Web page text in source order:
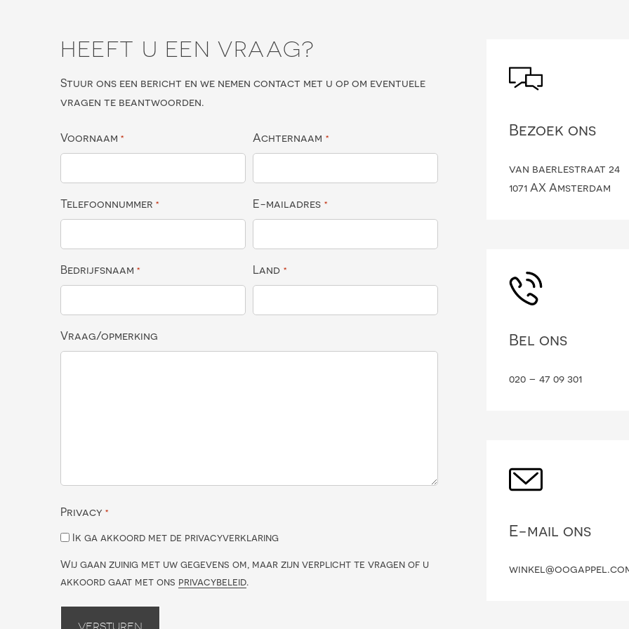
HEEFT U EEN VRAAG?
Stuur ons een bericht en we nemen contact met u op om eventuele
vragen te beantwoorden.
Voornaam * Achternaam *
Telefoonnummer * E-mailadres *
Bedrijfsnaam * Land *
Vraag/opmerking
Privacy *
Ik ga akkoord met de privacyverklaring
Wij gaan zuinig met uw gegevens om, maar zijn verplicht te vragen of u
akkoord gaat met ons privacybeleid.
Bezoek ons
van baerlestraat 24
1071 AX Amsterdam
Bel ons
020 – 47 09 301
E-mail ons